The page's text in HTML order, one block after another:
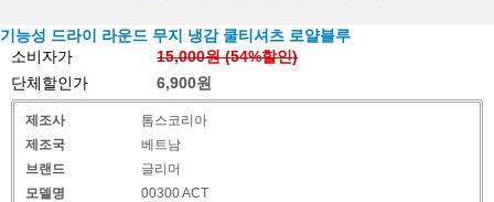
기능성 드라이 라운드 무지 냉감 쿨티셔츠 로얄블루
소비자가
15,000원 (54%할인)
단체할인가
6,900원
제조사
톰스코리아
제조국
베트남
브랜드
글리머
모델명
00300 ACT